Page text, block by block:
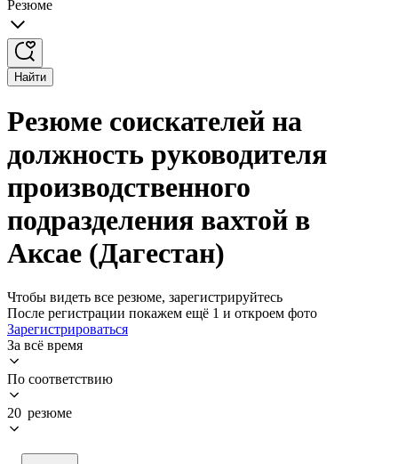
Резюме
Найти
Резюме соискателей на
должность руководителя
производственного
подразделения вахтой в
Аксае (Дагестан)
Чтобы видеть все резюме, зарегистрируйтесь
После регистрации покажем ещё 1 и откроем фото
Зарегистрироваться
За всё время
По соответствию
20 резюме